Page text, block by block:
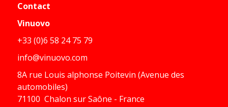
Contact
Vinuovo
+33 (0)6 58 24 75 79
info@vinuovo.com
8A rue Louis alphonse Poitevin (Avenue des
automobiles)
71100 Chalon sur Saône - France